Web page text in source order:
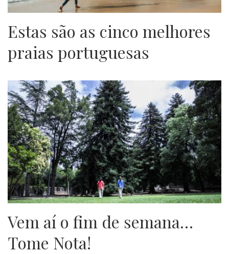
Estas são as cinco melhores
praias portuguesas
Vem aí o fim de semana…
Tome Nota!